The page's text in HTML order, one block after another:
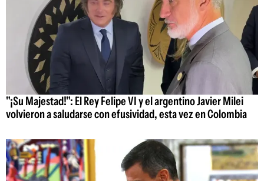
"¡Su Majestad!": El Rey Felipe VI y el argentino Javier Milei
volvieron a saludarse con efusividad, esta vez en Colombia